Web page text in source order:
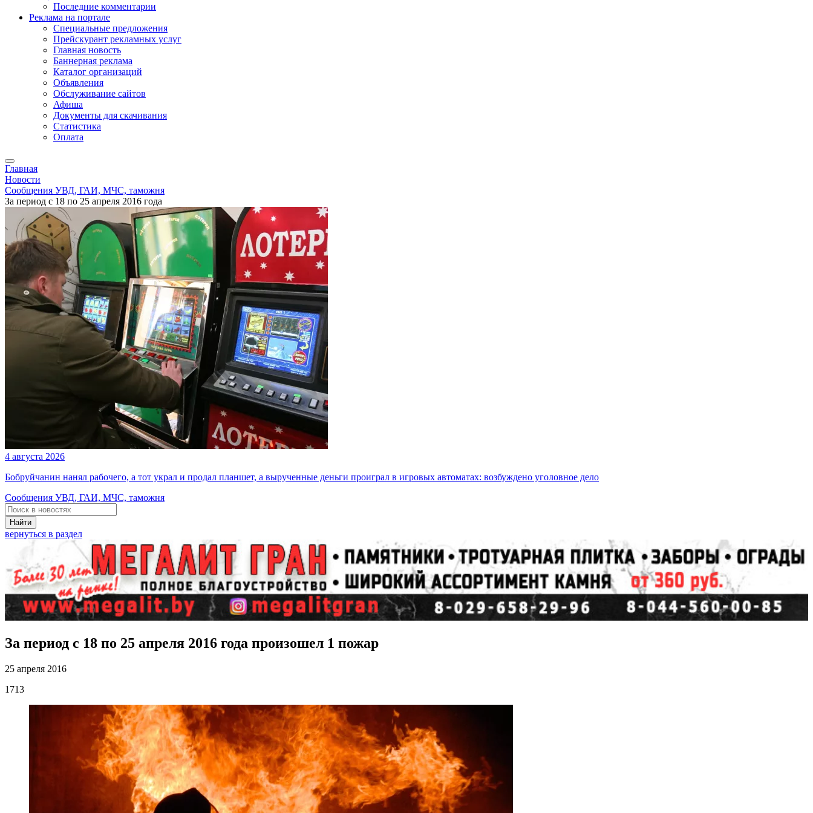
Последние комментарии
Реклама на портале
Специальные предложения
Прейскурант рекламных услуг
Главная новость
Баннерная реклама
Каталог организаций
Объявления
Обслуживание сайтов
Афиша
Документы для скачивания
Статистика
Оплата
Главная
Новости
Сообщения УВД, ГАИ, МЧС, таможня
За период с 18 по 25 апреля 2016 года
4 августа 2026
Бобруйчанин нанял рабочего, а тот украл и продал планшет, а вырученные деньги проиграл в игровых автоматах: возбуждено уголовное дело
Сообщения УВД, ГАИ, МЧС, таможня
Найти
вернуться в раздел
За период с 18 по 25 апреля 2016 года произошел 1 пожар
25 апреля 2016
1713